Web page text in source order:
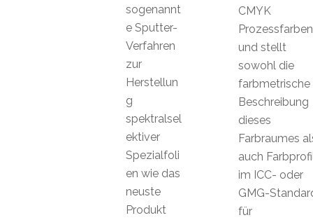
CMYK
Prozessfarben
und stellt
sowohl die
farbmetrische
Beschreibung
dieses
Farbraumes
auch
im ICC- oder
GMG-
für
sogenannt
e Sputter-
Verfahren
zur
Herstellun
g
spektralsel
ektiver
Spezialfoli
en wie das
neuste
Produkt